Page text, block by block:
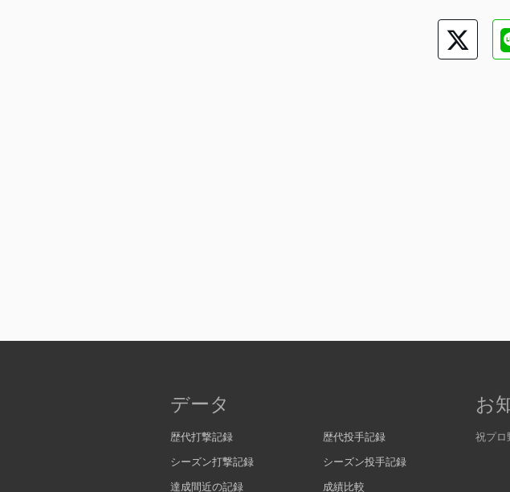
データ
歴代打撃記録
歴代投手記録
シーズン打撃記録
シーズン投手記録
達成間近の記録
成績比較
お
祝プ